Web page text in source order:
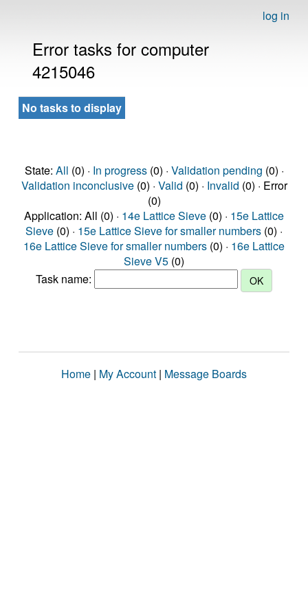
log in
Error tasks for computer
4215046
No tasks to display
State: All (0) · In progress(0) · Validation pending (0) ·
Validation inconclusive(0) · Valid (0) · Invalid (0) · Error
(0)
Application: All (0) · 14e Lattice Sieve (0) · 15e Lattice
Sieve (0) · 15e Lattice Sieve for smaller numbers (0) ·
16e Lattice Sieve for smaller numbers (0) · 16e Lattice
Sieve V5 (0)
Task name:
Home | My Account | Message Boards